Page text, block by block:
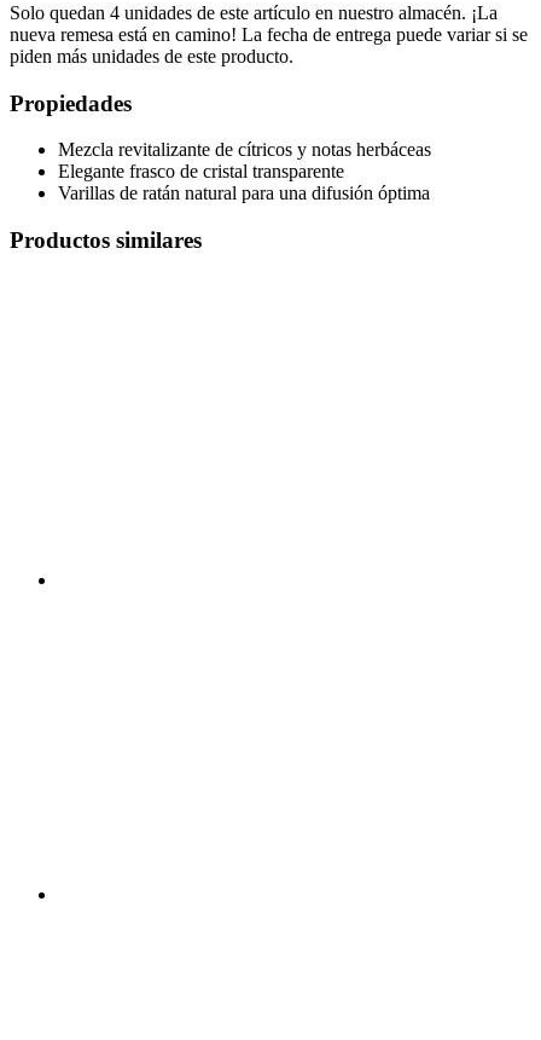
Solo quedan 4 unidades de este artículo en nuestro almacén. ¡La
nueva remesa está en camino! La fecha de entrega puede variar si se
piden más unidades de este producto.
Propiedades
Mezcla revitalizante de cítricos y notas herbáceas
Elegante frasco de cristal transparente
Varillas de ratán natural para una difusión óptima
Productos similares